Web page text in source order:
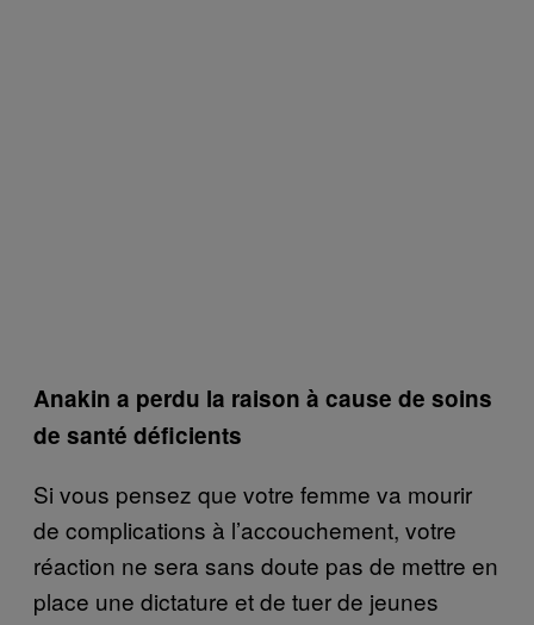
Anakin a perdu la raison à cause de soins
de santé déficients
Si vous pensez que votre femme va mourir
de complications à l’accouchement, votre
réaction ne sera sans doute pas de mettre en
place une dictature et de tuer de jeunes